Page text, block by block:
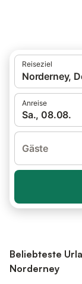
Reiseziel
Norderney,
Anreise
Sa., 08.08.
Gäste
Beliebteste
Norderney